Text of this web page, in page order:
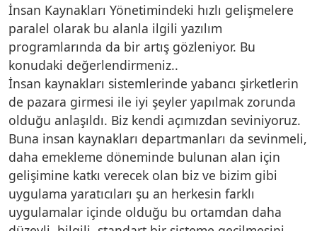
İnsan Kaynakları Yönetimindeki hızlı gelişmelere
paralel olarak bu alanla ilgili yazılım
programlarında da bir artış gözleniyor. Bu
konudaki değerlendirmeniz..
İnsan kaynakları sistemlerinde yabancı şirketlerin
de pazara girmesi ile iyi şeyler yapılmak zorunda
olduğu anlaşıldı. Biz kendi açımızdan seviniyoruz.
Buna insan kaynakları departmanları da sevinmeli,
daha emekleme döneminde bulunan alan için
gelişimine katkı verecek olan biz ve bizim gibi
uygulama yaratıcıları şu an herkesin farklı
uygulamalar içinde olduğu bu ortamdan daha